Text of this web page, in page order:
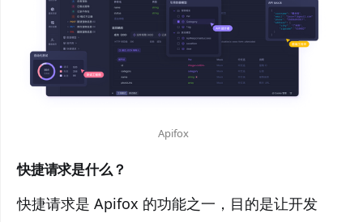
Apifox
快捷请求是什么？
快捷请求是 Apifox 的功能之一，目的是让开发